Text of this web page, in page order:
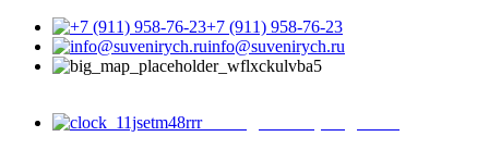
+7 (911) 958-76-23
info@suvenirych.ru
с 9.00 до 18.00 (ежедневно)